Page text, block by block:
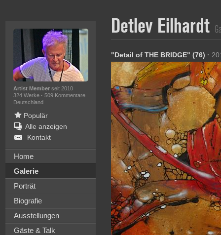
Artist Memberseit 2010
324 Werke · 509 Kommentare
Deutschland
Populär
Alle anzeigen
Kontakt
Home
Galerie
Porträt
Biografie
Ausstellungen
Gäste & Talk
Detlev Eilhardt
"Detail of THE BRIDGE" (76) ·